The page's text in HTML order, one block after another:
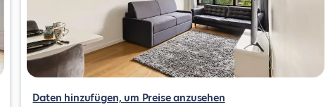
Daten hinzufügen, um Preise anzusehen